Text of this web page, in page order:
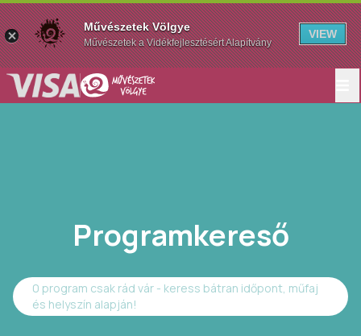
Programkereső
0 program csak rád vár - keress bátran időpont, műfaj
és helyszín alapján!
Művészetek Völgye
Művészetek a Vidékfejlesztésért Alapítvány
VIEW